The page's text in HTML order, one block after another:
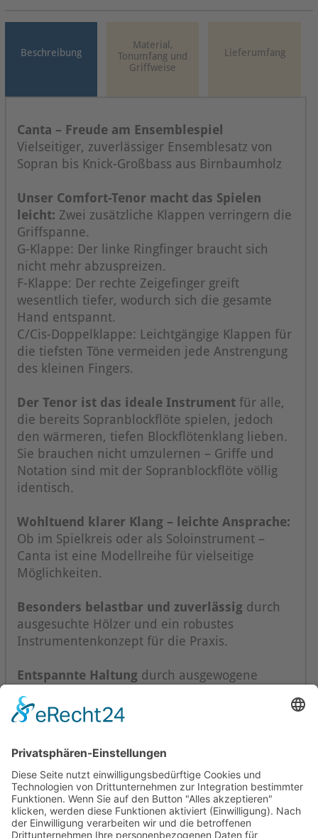
Beschreibung
Material,
Tonumfang und
Griffweise
Lieferumfang
Canta – Freude am Ensemblespiel
Vielseitiger, zuverlässiger Ensemblesatz von
Sopran bis Knick-Großbass aus Birnbaumholz
Unser Comfort-Tenor macht das Spielen
leicht: Zwei zusätzliche Klappen verringern die
Griffspanne.
G-Klappe: Der linke Ringfinger braucht sich
nicht mehr abzuspreizen.
F-Klappe: Der rechte Zeigefinger greift
wesentlich tiefer, wodurch sich die gesamte
Hand entspannt.
C/Cis-Doppelklappe: Leichtgängige Klappen für
die tiefsten Töne vermeiden jede Anstrengung
des kleinen Fingers.
Der Tenor ist das ideale Instrument für alle,
die bereits Sopranblockflöte spielen, jedoch
den wärmeren, tiefen Blockflötenklang lieben.
Sie brauchen nicht umzulernen – Griffe und
Notation sind mit der Sopranblockflöte völlig
identisch.
Wohltuend klarer Klang – leichte Ansprache:
Ob im Spielkreis oder als Soloinstrument –
Canta ist eine Modellreihe für vielseitige
Möglichkeiten.
Besonders belastbar und zuverlässig durch
ausgesuchte Hölzer und ein robustes
Instrumentenkonzept für die Praxis.
Entspannte Haltung durch ausgewogene
schlanke, sparsame Formgebung.
Mollenhauer Adresse
Downloads